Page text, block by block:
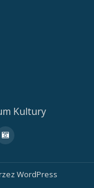
Kultury
WordPress